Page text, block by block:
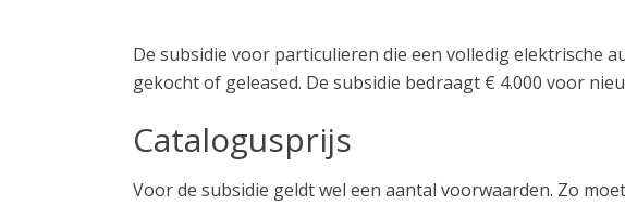
De subsidie voor particulieren die een volledig elektrische
gekocht of geleased. De subsidie bedraagt € 4.000 voor
Catalogusprijs
Voor de subsidie geldt wel een aantal voorwaarden. Zo